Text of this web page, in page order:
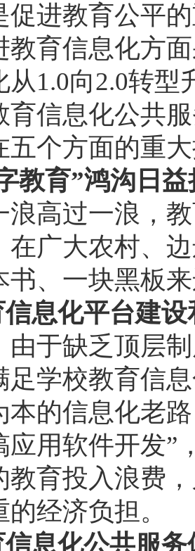
促进教育公平
教育信息化方
从1.0向2.0转
育信息化公共
五个方面的重
教育”鸿沟日
浪高过一浪，
在广大农村、
书、一块黑板
息化平台建
由于缺乏顶层
足学校教育信
本的信息化老
应用软件开发”
教育投入浪费
经济负担。
息化公共服